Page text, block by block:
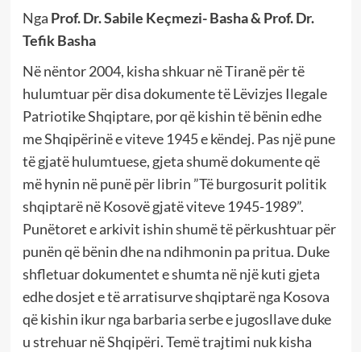
Nga Prof. Dr. Sabile Keçmezi- Basha & Prof. Dr.
Tefik Basha
Në nëntor 2004, kisha shkuar në Tiranë për të
hulumtuar për disa dokumente të Lëvizjes Ilegale
Patriotike Shqiptare, por që kishin të bënin edhe
me Shqipërinë e viteve 1945 e këndej. Pas një pune
të gjatë hulumtuese, gjeta shumë dokumente që
më hynin në punë për librin ”Të burgosurit politik
shqiptarë në Kosovë gjatë viteve 1945-1989”.
Punëtoret e arkivit ishin shumë të përkushtuar për
punën që bënin dhe na ndihmonin pa pritua. Duke
shfletuar dokumentet e shumta në një kuti gjeta
edhe dosjet e të arratisurve shqiptarë nga Kosova
që kishin ikur nga barbaria serbe e jugosllave duke
u strehuar në Shqipëri. Temë trajtimi nuk kisha